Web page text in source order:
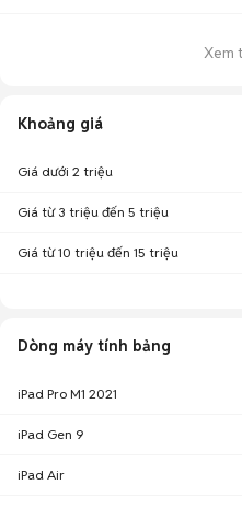
Xem
Khoảng giá
Giá dưới 2 triệu
Giá từ 3 triệu đến 5 triệu
Giá từ 10 triệu đến 15 triệu
Dòng máy tính bảng
iPad Pro M1 2021
iPad Gen 9
iPad Air